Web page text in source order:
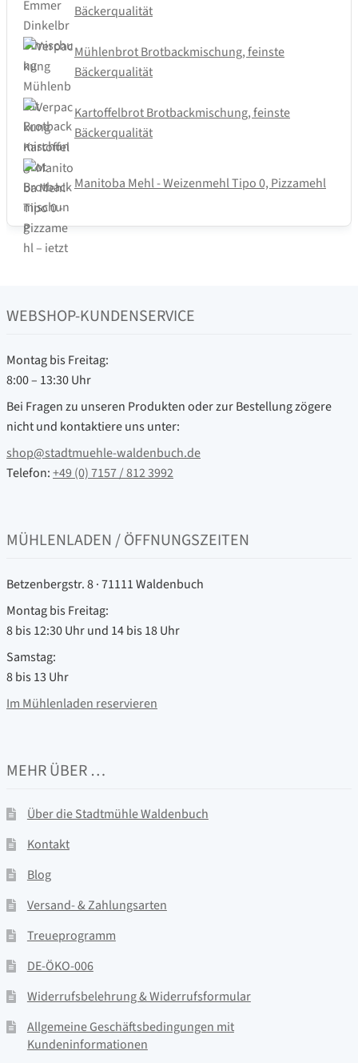
Bäckerqualität
Mühlenbrot Brotbackmischung, feinste
Bäckerqualität
Kartoffelbrot Brotbackmischung, feinste
Bäckerqualität
Manitoba Mehl - Weizenmehl Tipo 0, Pizzamehl
WEBSHOP-KUNDENSERVICE
Montag bis Freitag:
8:00 – 13:30 Uhr
Bei Fragen zu unseren Produkten oder zur Bestellung zögere
nicht und kontaktiere uns unter:
shop@stadtmuehle-waldenbuch.de
Telefon:+49 (0) 7157 / 812 3992
MÜHLENLADEN / ÖFFNUNGSZEITEN
Betzenbergstr. 8 · 71111 Waldenbuch
Montag bis Freitag:
8 bis 12:30 Uhr und 14 bis 18 Uhr
Samstag:
8 bis 13 Uhr
Im Mühlenladen reservieren
MEHR ÜBER …
Über die Stadtmühle Waldenbuch
Kontakt
Blog
Versand- & Zahlungsarten
Treueprogramm
DE-ÖKO-006
Widerrufsbelehrung & Widerrufsformular
Allgemeine Geschäftsbedingungen mit
Kundeninformationen